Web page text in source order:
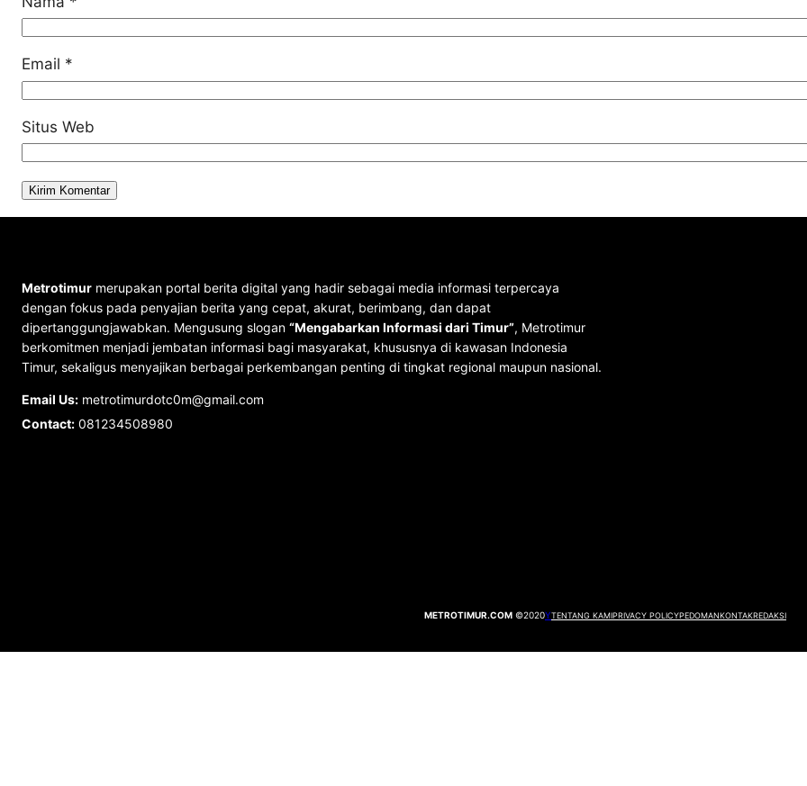
Email *
Situs Web
Metrotimur merupakan portal berita digital yang hadir sebagai media informasi terpercaya
dengan fokus pada penyajian berita yang cepat, akurat, berimbang, dan dapat
dipertanggungjawabkan. Mengusung slogan “Mengabarkan Informasi dari Timur”, Metrotimur
berkomitmen menjadi jembatan informasi bagi masyarakat, khususnya di kawasan Indonesia
Timur, sekaligus menyajikan berbagai perkembangan penting di tingkat regional maupun nasional.
Email Us: metrotimurdotc0m@gmail.com
Contact: 081234508980
METROTIMUR.COM ©2020YTENTANG KAMIPRIVACY POLICYPEDOMANKONTAKREDAKSI